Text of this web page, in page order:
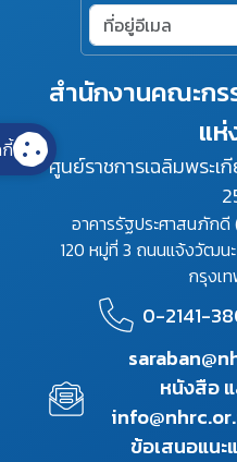
สำนักงานคณะก
แห่
ศูนย์ราชการเฉลิมพระเ
อาคารรัฐประศาสนภัก
120 หมู่ที่ 3 ถนนแจ้งวัฒน
กรุงเ
0-2141-
หนังสือ
ข้อเสนอแนะ